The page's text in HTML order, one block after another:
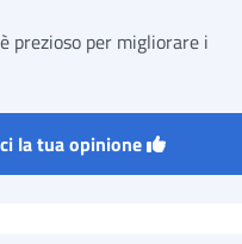
prezioso per migliorare i
la tua opinione